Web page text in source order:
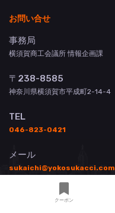
クーポン
お問い合せ
事務局
横須賀商工会議所 情報企画課
〒238-8585
神奈川県横須賀市平成町2-14-4
TEL
046-823-0421
メール
sukaichi@yokosukacci.com